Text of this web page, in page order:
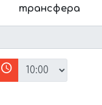
трансфера